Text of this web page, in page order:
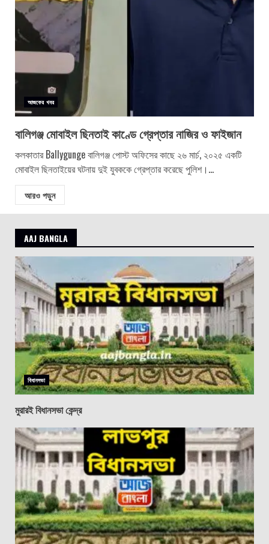
আজকের খবর
বালিগঞ্জ মোবাইল ছিনতাই কাণ্ডে গ্রেপ্তার নাজির ও ফাইজান
কলকাতার Ballygunge বালিগঞ্জ পোস্ট অফিসের কাছে ২৬ মার্চ, ২০২৫ একটি
মোবাইল ছিনতাইয়ের ঘটনায় দুই যুবককে গ্রেপ্তার করেছে পুলিশ।...
আরও পড়ুন
AAJ BANGLA
বিধানসভা
মুরারই বিধানসভা কেন্দ্র